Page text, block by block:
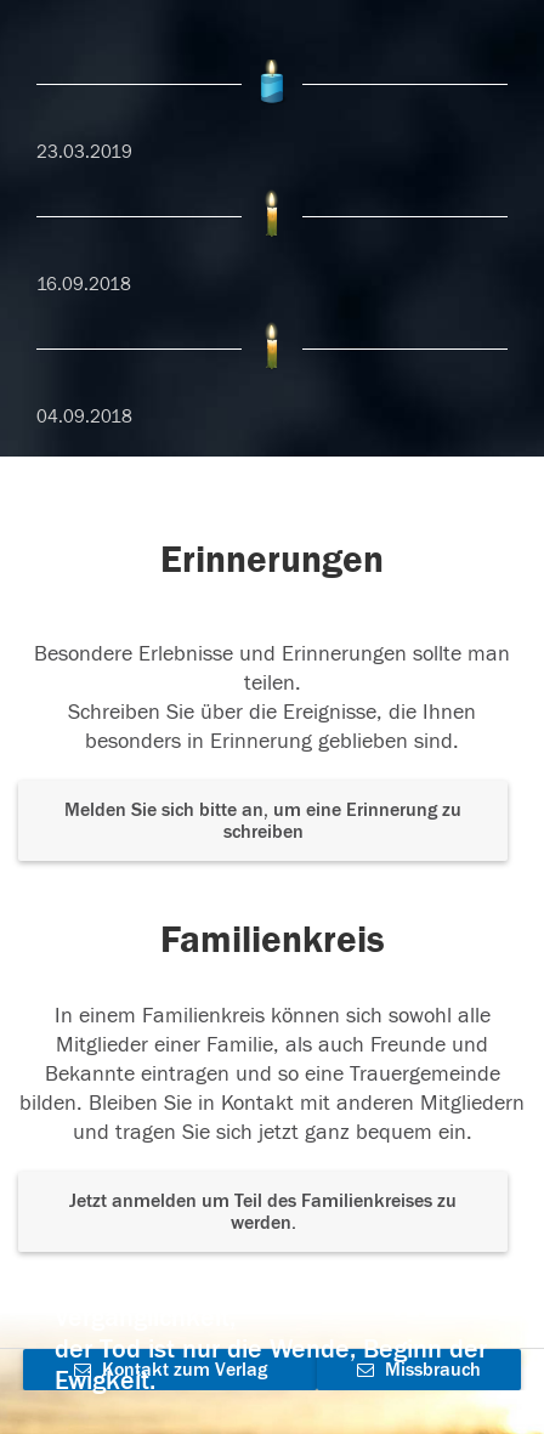
23.03.2019
16.09.2018
04.09.2018
Erinnerungen
Besondere Erlebnisse und Erinnerungen sollte man
teilen.
Schreiben Sie über die Ereignisse, die Ihnen
besonders in Erinnerung geblieben sind.
Melden Sie sich bitte an, um eine Erinnerung zu
schreiben
Familienkreis
In einem Familienkreis können sich sowohl alle
Mitglieder einer Familie, als auch Freunde und
Bekannte eintragen und so eine Trauergemeinde
bilden. Bleiben Sie in Kontakt mit anderen Mitgliedern
und tragen Sie sich jetzt ganz bequem ein.
Jetzt anmelden um Teil des Familienkreises zu
werden.
der Tod ist nur die Wende, Beginn der
Ewigkeit.
Kontakt zum Verlag
aufnehmen
Missbrauch